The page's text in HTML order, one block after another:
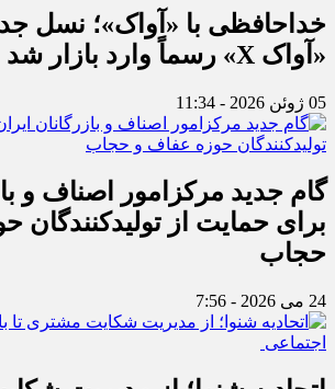
خداحافظی با «آواک»؛ نسل
«آواک X» رسماً وارد بازار شد
05 ژوئن 2026 - 11:34
گام جدید مرکزامور اصناف و
برای حمایت از تولیدکنندگان
حجاب
24 می 2026 - 7:56